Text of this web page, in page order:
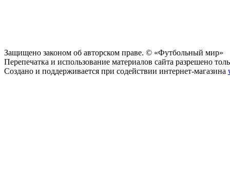
Защищено законом об авторском праве. © «Футбольный мир»
Перепечатка и использование материалов сайта разрешено
Создано и поддерживается при содействии интернет-магазина